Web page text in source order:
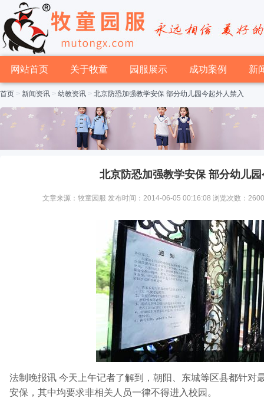
网站首页 关于牧童 园服展示 成功案例 新
首页 > 新闻资讯 > 幼教资讯 > 北京防恐加强教学安保 部分幼儿园今起外人禁入
北京防恐加强教学安保 部分幼儿
文章来源：牧童园服 发布时间：2014-06-05 00:16:08 浏览次数：2600
法制晚报讯 今天上午记者了解到，朝阳、东城等区县都针对
安保，其中均要求非相关人员一律不得进入校园。